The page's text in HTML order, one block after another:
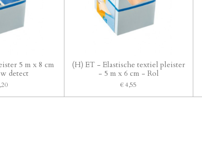
5 m x 8 cm
detect
(H) ET - Elastische textiel pleister
- 5 m x 6 cm - Rol
€ 4,55